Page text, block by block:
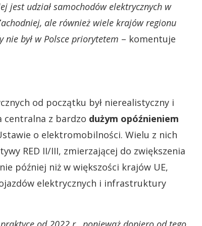
jest udział samochodów elektrycznych w
ale również wiele krajów regionu
nie był w Polsce priorytetem – komentuje
od początku był nierealistyczny i
centralna z bardzo dużym opóźnieniem
o elektromobilności. Wielu z nich
RED II/III, zmierzającej do zwiększenia
później niż w większości krajów UE,
elektrycznych i infrastruktury